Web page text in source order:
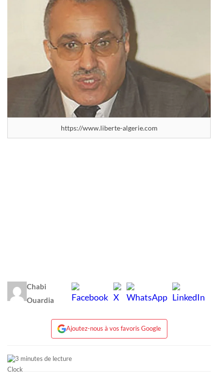
https://www.liberte-algerie.com
Chabi
Ouardia
Ajoutez-nous à vos favoris Google
3 minutes de lecture